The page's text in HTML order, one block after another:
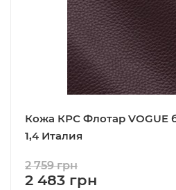
Кожа КРС Флотар VOGUE
1,4 Италия
2 483 грн
2 759 грн